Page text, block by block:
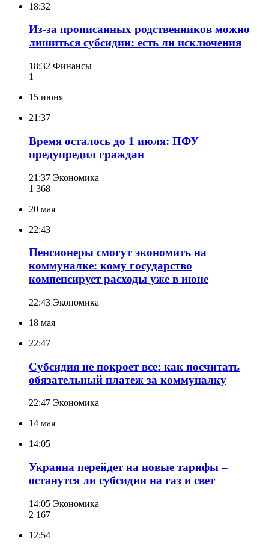
18:32
Из-за прописанных родственников можно
лишиться субсидии: есть ли исключения
18:32 Финансы
1
15 июня
21:37
Время осталось до 1 июля: ПФУ
предупредил граждан
21:37 Экономика
1 368
20 мая
22:43
Пенсионеры смогут экономить на
коммуналке: кому государство
компенсирует расходы уже в июне
22:43 Экономика
18 мая
22:47
Субсидия не покроет все: как посчитать
обязательный платеж за коммуналку
22:47 Экономика
14 мая
14:05
Украина перейдет на новые тарифы –
останутся ли субсидии на газ и свет
14:05 Экономика
2 167
12:54